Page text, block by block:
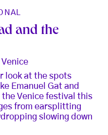
and the
look at the spots
Emanuel Gat and
Venice festival this
from earsplitting
slowing down